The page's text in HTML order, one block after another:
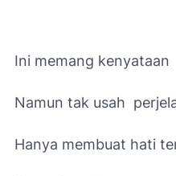
Ini memang kenyataan
Namun tak usah
Hanya membuat hati